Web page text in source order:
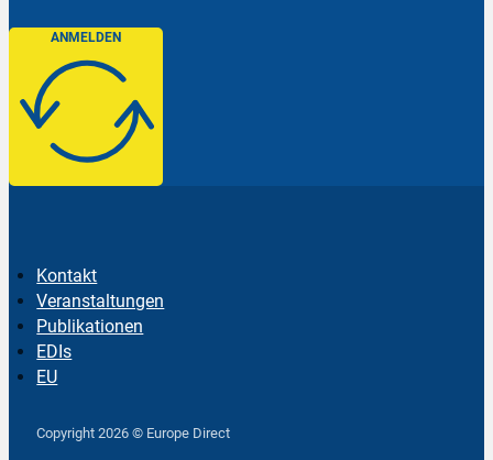
ANMELDEN
Kontakt
Veranstaltungen
Publikationen
EDIs
EU
Copyright 2026 © Europe Direct